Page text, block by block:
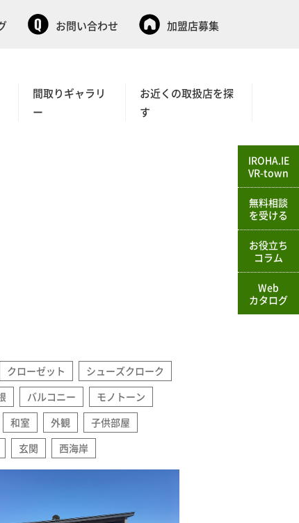
お問い合わせ 加盟店募集
間取りギャラリ
ー
お近くの取扱店を探
す
クローゼット
シューズクローク
バルコニー
モノトーン
和室 外観
子供部屋
玄関 西海岸
IROHA.IE
VR-town
無料相談
を受ける
お役立ち
コラム
Web
カタログ